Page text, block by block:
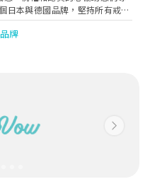
日本與德國品牌，堅持所有戒指
婚戒能夠陪伴每一對情侶一輩
牌
Next